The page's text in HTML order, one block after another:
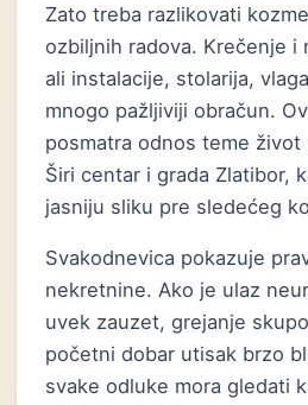
Zato treba razlikovati
ozbiljnih radova. Krečenje i
ali instalacije, stolarija,
mnogo pažljiviji obračun.
posmatra odnos teme
Širi centar i grada Zlatibor,
jasniju sliku pre sledećeg
Svakodnevica pokazuje
nekretnine. Ako je ulaz
uvek zauzet, grejanje
početni dobar utisak brzo
svake odluke mora gledati